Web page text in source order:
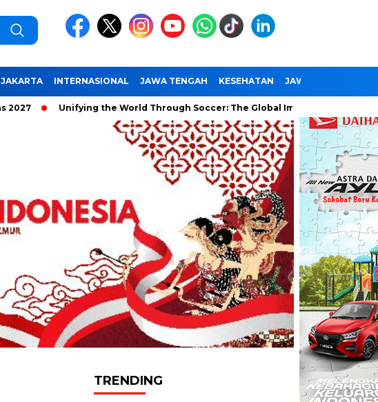
JAKARTA INTERNASIONAL JAWA TENGAH KESEHATAN JAWA TIMUR
Unifying the World Through Soccer: The Global Impact of the World Cup
TRENDING